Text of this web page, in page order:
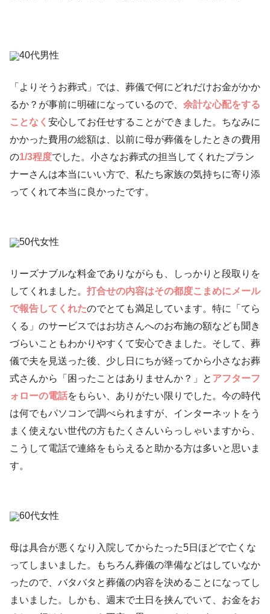
40代男性
「よりそうお葬式」では、葬儀で何にどれだけお金がかか
るか？が事前に明確になっているので、 余計な心配をする
ことなく 安心してお任せすることができました。ちなみに
かかった費用の総額は、以前に母が葬儀をしたときの費用
の1/3程度でした。小さなお葬式の担当してくれたプラン
ナーさんは本当にいい方で、私たち家族の気持ちに寄り添
ってくれて本当に良かったです。
50代女性
リーズナブルな料金でありながらも、しっかりと段取りを
してくれました。 打合せの内容はその都度こまめにメール
で報告してくれたのでとても満足しています。特に「てら
くる」のサービスではお坊さんへのお布施の額なども聞き
づらいこともわかりやすくて安心できました。そして、葬
儀で夫を見送った後、少し日にちが経ってから小さなお葬
式さんから「困ったことはありませんか？」と アフターフ
ォローの電話をもらい、ありがたい限りでした。今の時代
は何でもパソコンで調べられますが、インターネットをう
まく使えない世代の方もたくさんいらっしゃいますから、
こうして電話で連絡をもらえると助かる方は多いと思いま
す。
60代女性
母は具合が悪くなり入院してからたった5日ほどで亡くな
ってしまいました。もちろん葬儀の準備などはしていなか
ったので、バタバタと葬儀の内容を決めることになってし
まいました。しかも、週末で土日を挟んでいて、お金をお